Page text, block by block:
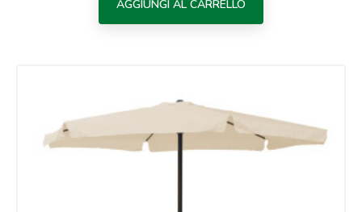
AGGIUNGI AL CARRELLO